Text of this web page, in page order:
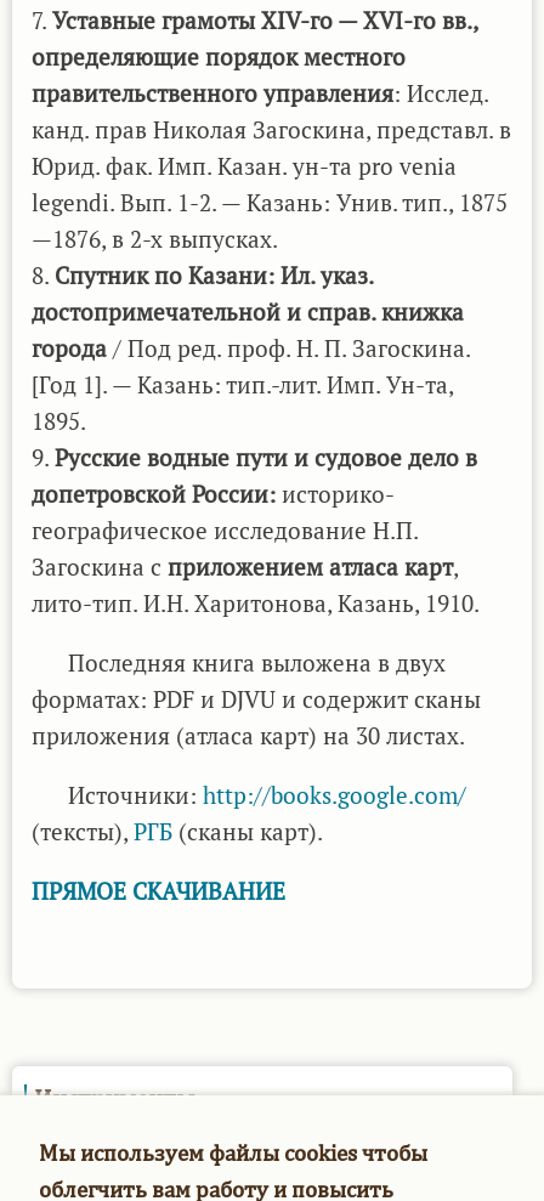
7. Уставные грамоты XIV-го — XVI-го вв.,
определяющие порядок местного
правительственного управления: Исслед.
канд. прав Николая Загоскина, представл. в
Юрид. фак. Имп. Казан. ун-та pro venia
legendi. Вып. 1-2. — Казань: Унив. тип., 1875
—1876, в 2-х выпусках.
8. Спутник по Казани: Ил. указ.
достопримечательной и справ. книжка
города / Под ред. проф. Н. П. Загоскина.
[Год 1]. — Казань: тип.-лит. Имп. Ун-та,
1895.
9. Русские водные пути и судовое дело в
допетровской России: историко-
географическое исследование Н.П.
Загоскина с приложением атласа карт,
лито-тип. И.Н. Харитонова, Казань, 1910.
Последняя книга выложена в двух
форматах: PDF и DJVU и содержит сканы
приложения (атласа карт) на 30 листах.
Источники: http://books.google.com/
(тексты), РГБ (сканы карт).
ПРЯМОЕ СКАЧИВАНИЕ
Инструменты
Опросы
Мы используем файлы cookies чтобы
облегчить вам работу и повысить